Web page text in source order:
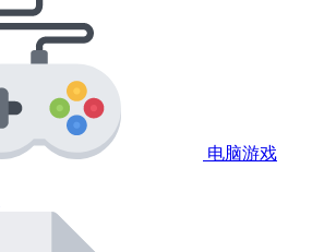
电脑游戏